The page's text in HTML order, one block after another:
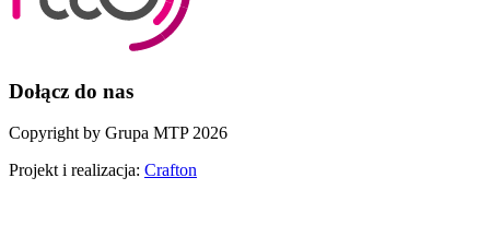
Dołącz do nas
Copyright by Grupa MTP 2026
Projekt i realizacja: Crafton